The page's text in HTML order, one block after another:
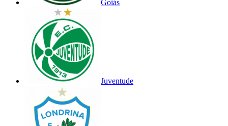
Goiás
Juventude